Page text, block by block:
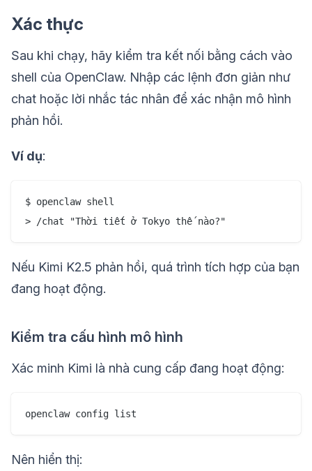
Xác thực
Sau khi chạy, hãy kiểm tra kết nối bằng cách vào
shell của OpenClaw. Nhập các lệnh đơn giản như
chat hoặc lời nhắc tác nhân để xác nhận mô hình
phản hồi.
Ví dụ:
$ openclaw shell
Nếu Kimi K2.5 phản hồi, quá trình tích hợp của bạn
đang hoạt động.
Kiểm tra cấu hình mô hình
Xác minh Kimi là nhà cung cấp đang hoạt động:
Nên hiển thị: